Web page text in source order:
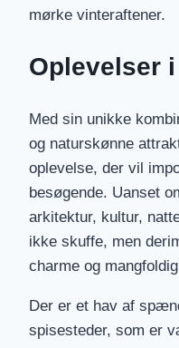
mørke vinteraftener.
Oplevelser
Med sin unikke
og naturskønne
oplevelse, der vil
besøgende. Uanset
arkitektur, kultur,
ikke skuffe, men
charme og
Der er et hav af
spisesteder, som er